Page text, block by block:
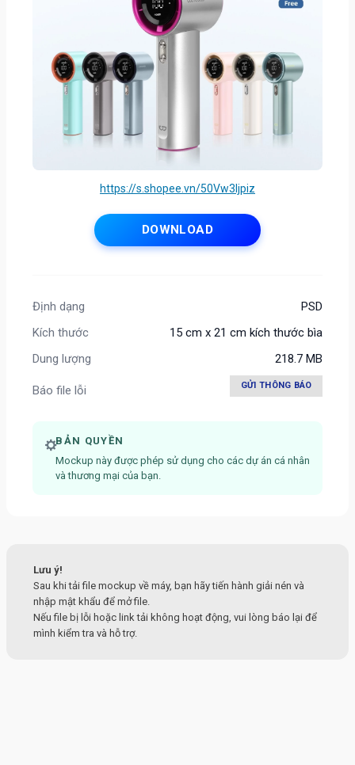
https://s.shopee.vn/50Vw3Ijpiz
DOWNLOAD
Định dạng
PSD
Kích thước
15 cm x 21 cm kích thước bìa
Dung lượng
218.7 MB
Báo file lỗi GỬI THÔNG BÁO
BẢN QUYỀN
Mockup này được phép sử dụng cho các dự án cá nhân
và thương mại của bạn.
Lưu ý!
Sau khi tải file mockup về máy, bạn hãy tiến hành giải nén và
nhập mật khẩu để mở file.
Nếu file bị lỗi hoặc link tải không hoạt động, vui lòng báo lại để
mình kiểm tra và hỗ trợ.